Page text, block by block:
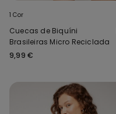
1 Cor
Cuecas de Biquíni
Brasileiras Micro Reciclada
9,99 €